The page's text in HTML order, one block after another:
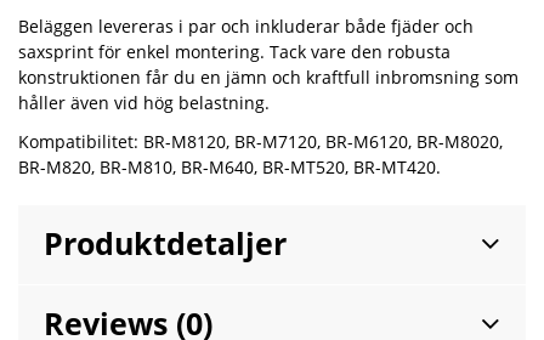
Beläggen levereras i par och inkluderar både fjäder och
saxsprint för enkel montering. Tack vare den robusta
konstruktionen får du en jämn och kraftfull inbromsning som
håller även vid hög belastning.
Kompatibilitet: BR-M8120, BR-M7120, BR-M6120, BR-M8020,
BR-M820, BR-M810, BR-M640, BR-MT520, BR-MT420.
Produktdetaljer
Reviews (0)